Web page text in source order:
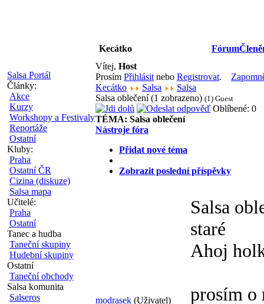
Salsa Portál
Články:
Akce
Kurzy
Workshopy a Festivaly
Reportáže
Ostatní
Kluby:
Praha
Ostatní ČR
Cizina (diskuze)
Salsa mapa
Učitelé:
Praha
Ostatní
Tanec a hudba
Taneční skupiny
Hudební skupiny
Ostatní
Taneční obchody
Salsa komunita
Salseros
Kecátko Fórum
Vítej, Host
Prosím Přihlásit nebo Registrovat.
Kecátko
Salsa
Salsa
Salsa oblečení (1 zobrazeno) (1) Guest
Oblíbené: 0
TÉMA: Salsa oblečení
Nástroje fóra
Přidat nové téma
Zobrazit poslední příspěvky
modrasek (Uživatel)
Salsa
staré
Ahoj
prosím o